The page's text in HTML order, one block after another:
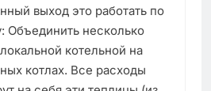
выход это работать по
Объединить несколько
котельной на
котлах. Все расходы